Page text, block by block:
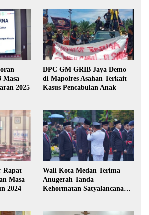
Masa
2025
DPC GM GRIB Jaya Demo
di Mapolres Asahan Terkait
Kasus Pencabulan Anak
Rapat
Masa
2024
Wali Kota Medan Terima
Anugerah Tanda
Kehormatan Satyalancana